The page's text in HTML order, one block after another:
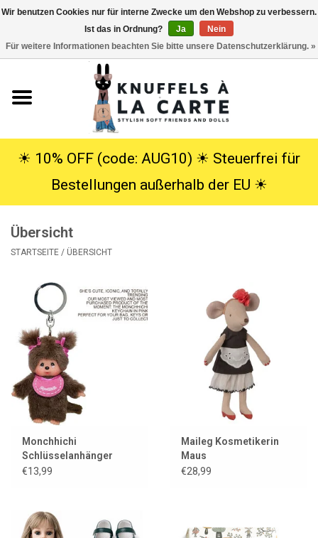
Kuscheltiere
SALE
Lookbooks
Marken
☀︎ 10% OFF (code: AUG10) ☀︎ Steuerfrei für
Bestellungen außerhalb der EU ☀︎
Übersicht
STARTSEITE / ÜBERSICHT
Monchhichi
Schlüsselanhänger
Mädchen / rosa
€13,99
Maileg Kosmetikerin
Maus
€28,99
Wir benutzen Cookies nur für interne Zwecke um den Webshop zu verbessern.
Ist das in Ordnung?
Ja
Nein
Für weitere Informationen beachten Sie bitte unsere Datenschutzerklärung. »